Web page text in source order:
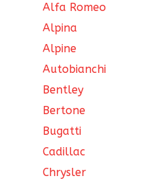
Alfa Romeo
Alpina
Alpine
Autobianchi
Bentley
Bertone
Bugatti
Cadillac
Chrysler